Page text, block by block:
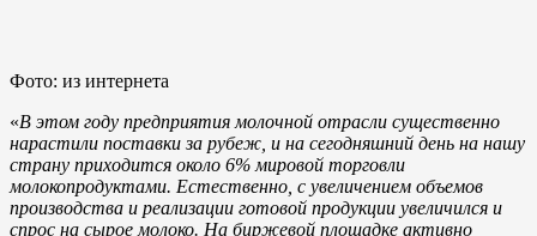
Фото: из интернета
«В этом году предприятия молочной отрасли существенно
нарастили поставки за рубеж, и на сегодняшний день на нашу
страну приходится около 6% мировой торговли
молокопродуктами. Естественно, с увеличением объемов
производства и реализации готовой продукции увеличился и
спрос на сырое молоко. На биржевой площадке активно